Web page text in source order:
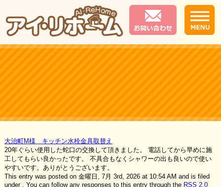
大治町M様 キッチン水栓金具取替え
20年ぐらい使用した蛇口の交換して頂きました。 電話してから早めに施
工してもらい良かったです。 不具合もなくシャワーの出も良いので使い
やすいです。ありがとうございます。
This entry was posted on 金曜日, 7月 3rd, 2026 at 10:54 AM and is filed
under . You can follow any responses to this entry through the RSS 2.0